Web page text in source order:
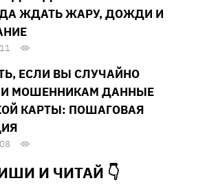
ЖДАТЬ ЖАРУ, ДОЖДИ И
ЕСЛИ ВЫ СЛУЧАЙНО
МОШЕННИКАМ ДАННЫЕ
КАРТЫ: ПОШАГОВАЯ
И ЧИТАЙ 👇